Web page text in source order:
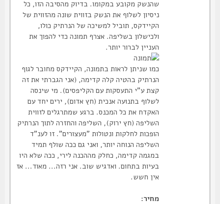
שהנשק מקובע במקומו. בדיוק מהסיבה הזו, כל
ניסיון לשלוף את הנשק בזווית שונה מהזווית של
הקיידקס, תוביל למשיכה של הנרתיק כולו,
ולכישלון בשליפה. אצרף תמונה כדי להפוך את
העניין לברור יותר.
כמו שניתן לראות בתמונה, הקיידקס מחובר לגוף
הנרתיק בהטיה קלה קדימה, (אני הגברתי את זה
קצת ע"י התעסקות עם הקליפסים). מי שינסה
לשלוף בתנועה אנכית (חץ אדום), ירים יחד עם
האקדח את כל המכנס. ברגע שמתרגלים לזווית
השליפה (חץ ירוק), השליפה והחזרה לתוך הנרתיק
הופכות לחלקות ונטולות "מעצורים". זו לענ"ד
השליפה הנוחה יותר, ואני גם ככה שולף תמיד
במגמה קדימה, כחלק מההכנה לירי, ככה שלא היו
בעיות בתחום. ואדגיש שוב. אני רזה... מאוד... אז
אין חשש.
מחיר: